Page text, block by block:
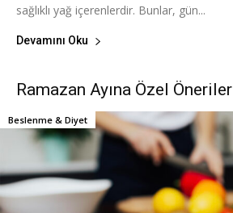
sağlıklı yağ içerenlerdir. Bunlar, gün...
Devamını Oku
Ramazan Ayına Özel Öneriler
Beslenme & Diyet